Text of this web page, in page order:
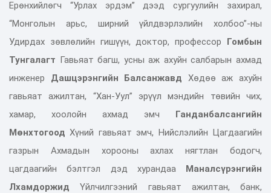
Ерөнхийлөгч “Урлах эрдэм” дээд сургуулийн захирал,
“Монголын арьс, ширний үйлдвэрлэлийн холбоо”-ны
Удирдах зөвлөлийн гишүүн, доктор, профессор Гомбын
Тунгалагт Гавьяат багш, усны аж ахуйн салбарын ахмад
инженер Дашцэрэнгийн Балсанжавд Хөдөө аж ахуйн
гавьяат ажилтан, “Хан-Уул” эрүүл мэндийн төвийн чих,
хамар, хоолойн ахмад эмч Ганданбалсангийн
Мөнхтогоод Хүний гавьяат эмч, Нийслэлийн Цагдаагийн
газрын Ахмадын хорооны ахлах нягтлан бодогч,
цагдаагийн бэлтгэл дэд хурандаа Маналсүрэнгийн
Лхамдоржид Үйлчилгээний гавьяат ажилтан, банк,